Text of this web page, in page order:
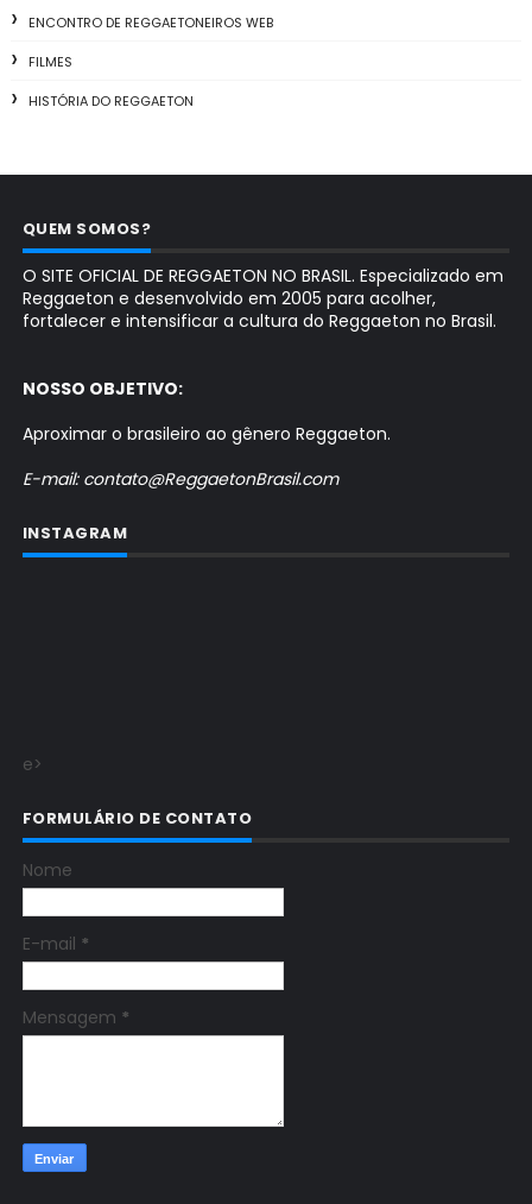
ENCONTRO DE REGGAETONEIROS WEB
FILMES
HISTÓRIA DO REGGAETON
QUEM SOMOS?
O SITE OFICIAL DE REGGAETON NO BRASIL. Especializado em
Reggaeton e desenvolvido em 2005 para acolher,
fortalecer e intensificar a cultura do Reggaeton no Brasil.
NOSSO OBJETIVO:
Aproximar o brasileiro ao gênero Reggaeton.
E-mail: contato@ReggaetonBrasil.com
INSTAGRAM
e>
FORMULÁRIO DE CONTATO
Nome
E-mail *
Mensagem *